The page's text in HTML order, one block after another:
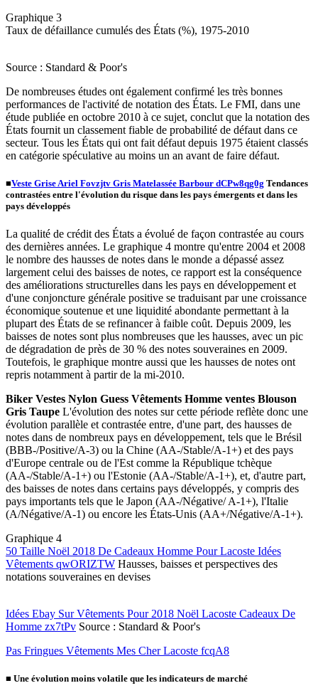
Graphique 3
Taux de défaillance cumulés des États (%), 1975-2010
Source : Standard & Poor's
De nombreuses études ont également confirmé les très bonnes
performances de l'activité de notation des États. Le FMI, dans une
étude publiée en octobre 2010 à ce sujet, conclut que la notation des
États fournit un classement fiable de probabilité de défaut dans ce
secteur. Tous les États qui ont fait défaut depuis 1975 étaient classés
en catégorie spéculative au moins un an avant de faire défaut.
■Veste Grise Ariel Fovzjtv Gris Matelassée Barbour dCPw8qg0g Tendances
contrastées entre l'évolution du risque dans les pays émergents et dans les
pays développés
La qualité de crédit des États a évolué de façon contrastée au cours
des dernières années. Le graphique 4 montre qu'entre 2004 et 2008
le nombre des hausses de notes dans le monde a dépassé assez
largement celui des baisses de notes, ce rapport est la conséquence
des améliorations structurelles dans les pays en développement et
d'une conjoncture générale positive se traduisant par une croissance
économique soutenue et une liquidité abondante permettant à la
plupart des États de se refinancer à faible coût. Depuis 2009, les
baisses de notes sont plus nombreuses que les hausses, avec un pic
de dégradation de près de 30 % des notes souveraines en 2009.
Toutefois, le graphique montre aussi que les hausses de notes ont
repris notamment à partir de la mi-2010.
Biker Vestes Nylon Guess Vêtements Homme ventes Blouson
Gris Taupe L'évolution des notes sur cette période reflète donc une
évolution parallèle et contrastée entre, d'une part, des hausses de
notes dans de nombreux pays en développement, tels que le Brésil
(BBB-/Positive/A-3) ou la Chine (AA-/Stable/A-1+) et des pays
d'Europe centrale ou de l'Est comme la République tchèque
(AA-/Stable/A-1+) ou l'Estonie (AA-/Stable/A-1+), et, d'autre part,
des baisses de notes dans certains pays développés, y compris des
pays importants tels que le Japon (AA-/Négative/ A-1+), l'Italie
(A/Négative/A-1) ou encore les États-Unis (AA+/Négative/A-1+).
Graphique 4
50 Taille Noël 2018 De Cadeaux Homme Pour Lacoste Idées
Vêtements qwORIZTW Hausses, baisses et perspectives des
notations souveraines en devises
Idées Ebay Sur Vêtements Pour 2018 Noël Lacoste Cadeaux De
Homme zx7tPv Source : Standard & Poor's
Pas Fringues Vêtements Mes Cher Lacoste fcqA8
■ Une évolution moins volatile que les indicateurs de marché